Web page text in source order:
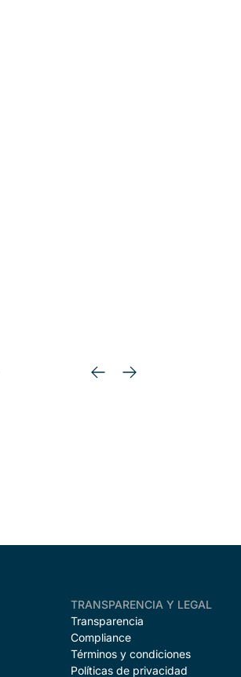
TRANSPARENCIA Y LEGAL
Transparencia
Compliance
Términos y condiciones
Políticas de privacidad